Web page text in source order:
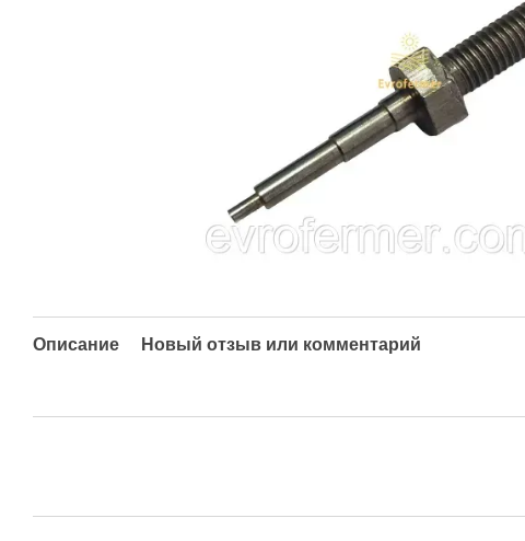
Описание Новый отзыв или комментарий